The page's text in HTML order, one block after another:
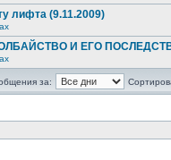
лифта (9.11.2009)
И ЕГО
за: